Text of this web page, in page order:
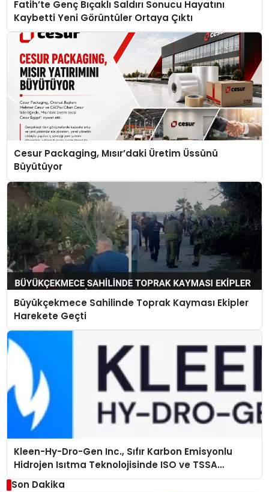
Fatih’te Genç Bıçaklı Saldırı Sonucu Hayatını
Kaybetti Yeni Görüntüler Ortaya Çıktı
Cesur Packaging, Mısır’daki Üretim Üssünü
Büyütüyor
Büyükçekmece Sahilinde Toprak Kayması Ekipler
Harekete Geçti
Kleen-Hy-Dro-Gen Inc., Sıfır Karbon Emisyonlu
Hidrojen Isıtma Teknolojisinde ISO ve TSSA
Düzenleyici Onaylarını Aldı
Son Dakika